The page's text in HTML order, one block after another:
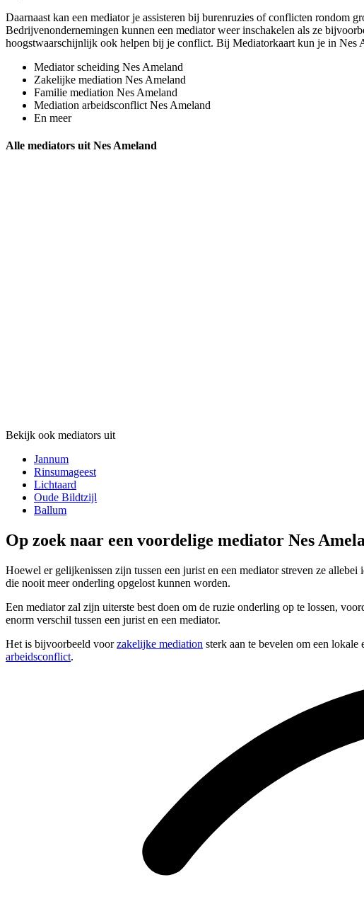
Daarnaast kan een mediator je assisteren bij burenruzies of conflicten rondom
Bedrijvenondernemingen kunnen een mediator weer inschakelen als ze
hoogstwaarschijnlijk ook helpen bij je conflict. Bij Mediatorkaart kun je in Nes
Mediator scheiding Nes Ameland
Zakelijke mediation Nes Ameland
Familie mediation Nes Ameland
Mediation arbeidsconflict Nes Ameland
En meer
Alle mediators uit Nes Ameland
Bekijk ook mediators uit
Jannum
Rinsumageest
Lichtaard
Oude Bildtzijl
Ballum
Op zoek naar een voordelige mediator Nes
Hoewel er gelijkenissen zijn tussen een jurist en een mediator streven ze
die nooit meer onderling opgelost kunnen worden.
Een mediator zal zijn uiterste best doen om de ruzie onderling op te lossen,
enorm verschil tussen een jurist en een mediator.
Het is bijvoorbeeld voorzakelijke mediation sterk aan te bevelen om een
arbeidsconflict.